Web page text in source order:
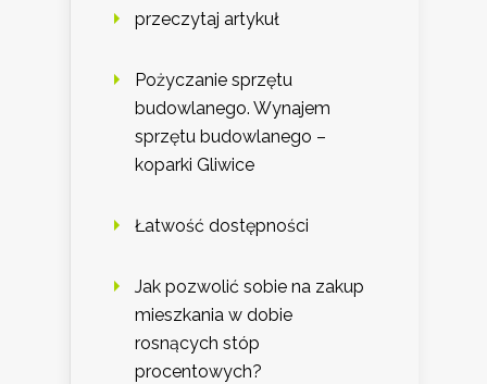
przeczytaj artykuł
Pożyczanie sprzętu
budowlanego. Wynajem
sprzętu budowlanego –
koparki Gliwice
Łatwość dostępności
Jak pozwolić sobie na zakup
mieszkania w dobie
rosnących stóp
procentowych?